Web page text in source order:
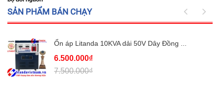
SẢN PHẨM BÁN CHẠY
Ổn áp Litanda 10KVA dải 50V Dây Đồng ...
6.500.000₫
7.500.000₫